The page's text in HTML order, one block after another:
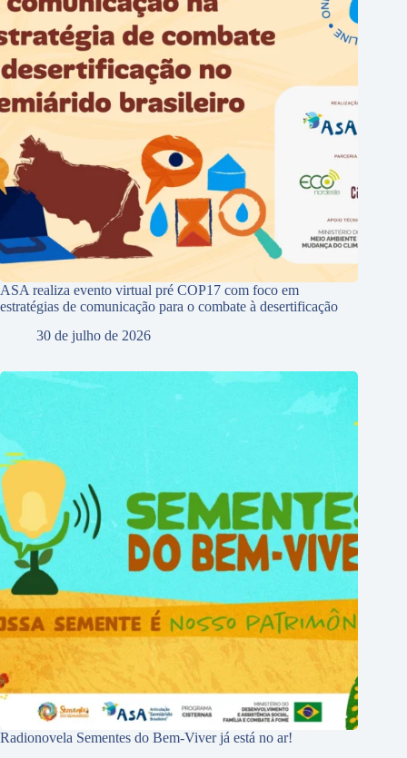
ASA realiza evento virtual pré COP17 com foco em
estratégias de comunicação para o combate à desertificação
30 de julho de 2026
Radionovela Sementes do Bem-Viver já está no ar!